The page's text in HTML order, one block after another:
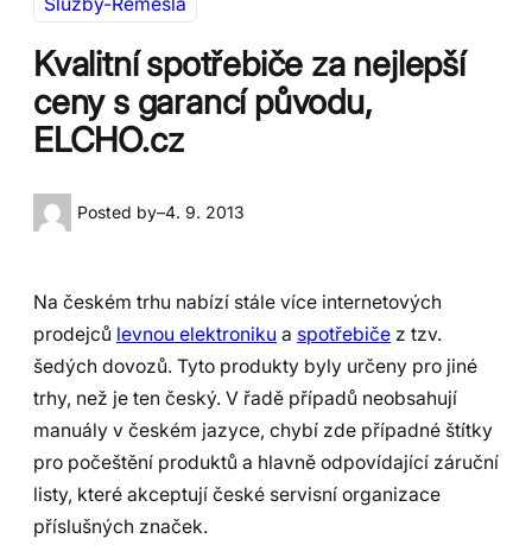
Kvalitní spotřebiče za nejlepší
ceny s garancí původu,
ELCHO.cz
Posted by–4. 9. 2013
Na českém trhu nabízí stále více internetových
prodejců levnou elektroniku a spotřebiče z tzv.
šedých dovozů. Tyto produkty byly určeny pro jiné
trhy, než je ten český. V řadě případů neobsahují
manuály v českém jazyce, chybí zde případné štítky
pro počeštění produktů a hlavně odpovídající záruční
listy, které akceptují české servisní organizace
příslušných značek.